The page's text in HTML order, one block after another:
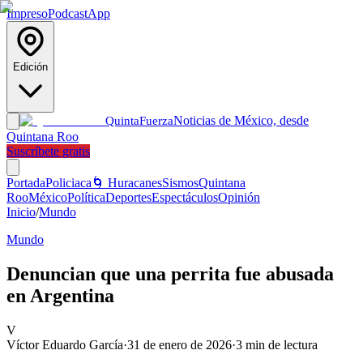
ImpresoPodcastApp
Edición
QuintaFuerzaNoticias de México, desde
Quintana Roo
Suscríbete gratis
PortadaPoliciaca 🌀 HuracanesSismosQuintana
RooMéxicoPolíticaDeportesEspectáculosOpinión
Inicio/Mundo
Mundo
Denuncian que una perrita fue abusada
en Argentina
V
Víctor Eduardo García·31 de enero de 2026·3 min de lectura